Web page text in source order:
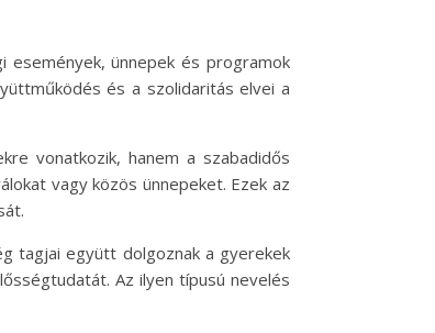
események, ünnepek és programok
és a szolidaritás elvei a
vonatkozik, hanem a szabadidős
vagy közös ünnepeket. Ezek az
tagjai együtt dolgoznak a gyerekek
Az ilyen típusú nevelés